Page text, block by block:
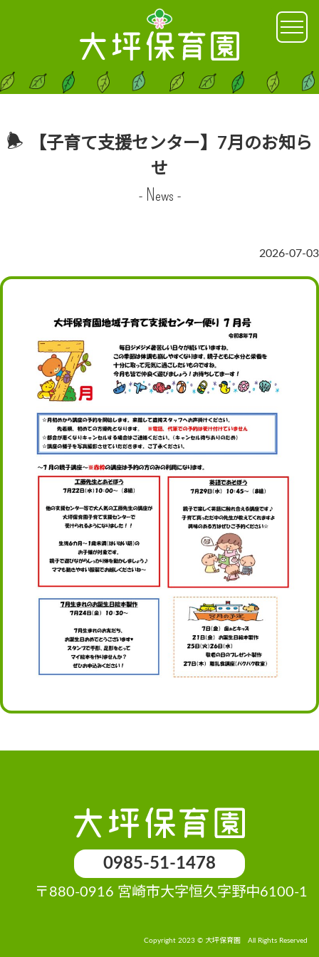
【子育て支援センター】7月のお知ら
せ
- News -
2026-07-03
0985-51-1478
〒880-0916 宮崎市大字恒久字野中6100-1
Copyright 2023 © 大坪保育園 All Rights Reserved